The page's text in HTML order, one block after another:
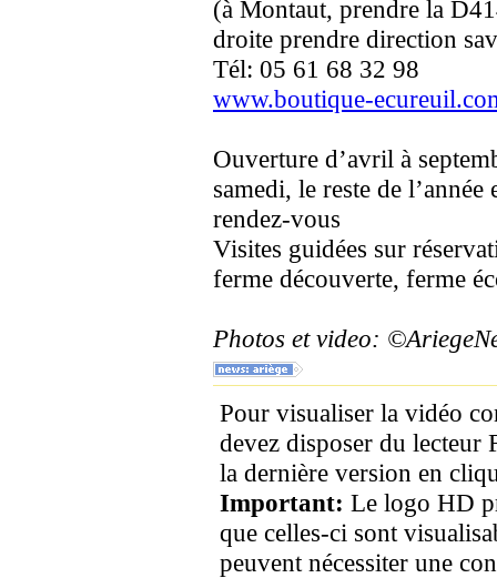
(à Montaut, prendre la
droite prendre direction
Tél: 05 61 68 32 98
www.boutique-
Ouverture d’avril à
samedi, le reste de
rendez-vous
Visites guidées sur
ferme découverte, ferme
Photos et video:
Pour visualiser la vidéo
devez disposer du lecteur
la dernière version en
Important: Le logo HD
que celles-ci sont
peuvent nécessiter une